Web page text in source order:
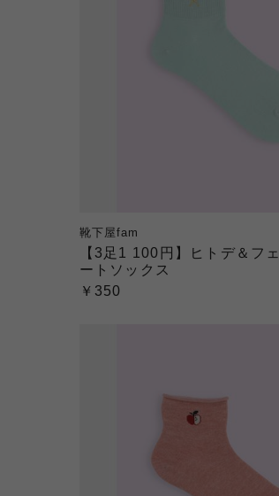
靴下屋fam
【3足1 100円】ヒトデ＆フ
ートソックス
￥350